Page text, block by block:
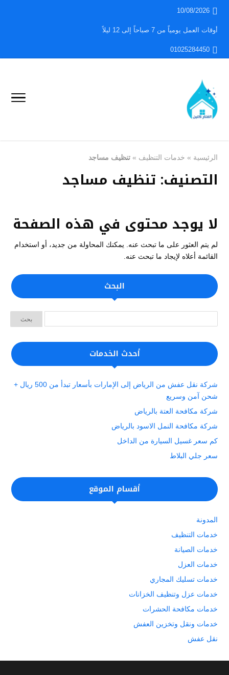
10/08/2026
أوقات العمل يومياً من 7 صباحاً إلى 12 ليلاً
01025284450
الرئيسية » خدمات التنظيف » تنظيف مساجد
التصنيف: تنظيف مساجد
لا يوجد محتوى في هذه الصفحة
لم يتم العثور على ما تبحث عنه. يمكنك المحاولة من جديد، أو استخدام
القائمة أعلاه لإيجاد ما تبحث عنه.
البحث
أحدث الخدمات
شركة نقل عفش من الرياض إلى الإمارات بأسعار تبدأ من 500 ريال +
شحن آمن وسريع
شركة مكافحة العتة بالرياض
شركة مكافحة النمل الاسود بالرياض
كم سعر غسيل السيارة من الداخل
سعر جلي البلاط
أقسام الموقع
المدونة
خدمات التنظيف
خدمات الصيانة
خدمات العزل
خدمات تسليك المجاري
خدمات عزل وتنظيف الخزانات
خدمات مكافحة الحشرات
خدمات ونقل وتخزين العفش
نقل عفش